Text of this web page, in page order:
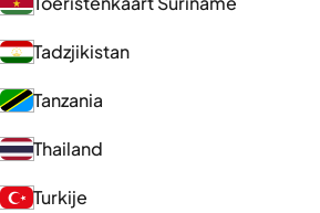
Tadzjikistan
Tanzania
Thailand
Turkije